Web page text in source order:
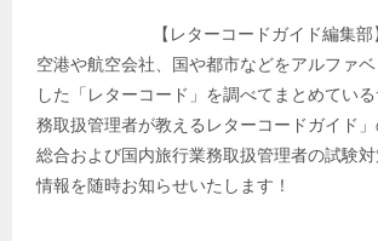
【レターコードガイド編集部
空港や航空会社、国や都市などをアルファ
した「レターコード」を調べてまとめてい
務取扱管理者が教えるレターコードガイド」
総合および国内旅行業務取扱管理者の試験
情報を随時お知らせいたします！